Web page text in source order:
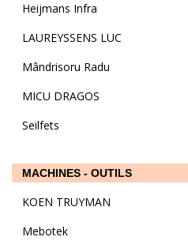
Heijmans Infra
LAUREYSSENS LUC
Mândrisoru Radu
MICU DRAGOS
Seilfets
MACHINES - OUTILS
KOEN TRUYMAN
Mebotek